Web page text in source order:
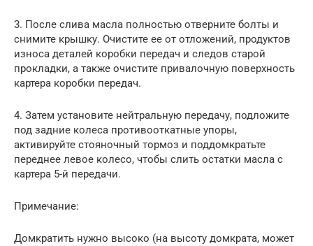
3. После слива масла полностью отверните болты и
снимите крышку. Очистите ее от отложений, продуктов
износа деталей коробки передач и следов старой
прокладки, а также очистите привалочную поверхность
картера коробки передач.
4. Затем установите нейтральную передачу, подложите
под задние колеса противооткатные упоры,
активируйте стояночный тормоз и поддомкратьте
переднее левое колесо, чтобы слить остатки масла с
картера 5-й передачи.
Примечание:
Домкратить нужно высоко (на высоту домкрата, может